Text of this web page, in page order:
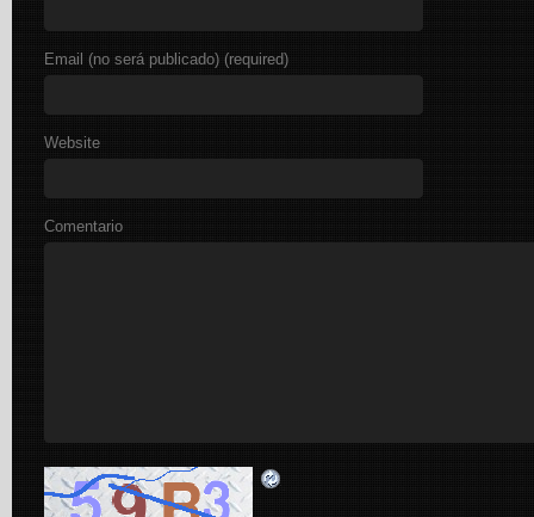
Email (no será publicado) (required)
Website
Comentario